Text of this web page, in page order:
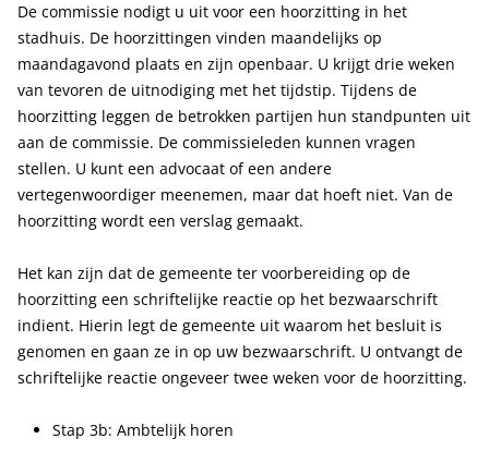
De commissie nodigt u uit voor een hoorzitting in het
stadhuis. De hoorzittingen vinden maandelijks op
maandagavond plaats en zijn openbaar. U krijgt drie weken
van tevoren de uitnodiging met het tijdstip. Tijdens de
hoorzitting leggen de betrokken partijen hun standpunten uit
aan de commissie. De commissieleden kunnen vragen
stellen. U kunt een advocaat of een andere
vertegenwoordiger meenemen, maar dat hoeft niet. Van de
hoorzitting wordt een verslag gemaakt.
Het kan zijn dat de gemeente ter voorbereiding op de
hoorzitting een schriftelijke reactie op het bezwaarschrift
indient. Hierin legt de gemeente uit waarom het besluit is
genomen en gaan ze in op uw bezwaarschrift. U ontvangt de
schriftelijke reactie ongeveer twee weken voor de hoorzitting.
Stap 3b: Ambtelijk horen